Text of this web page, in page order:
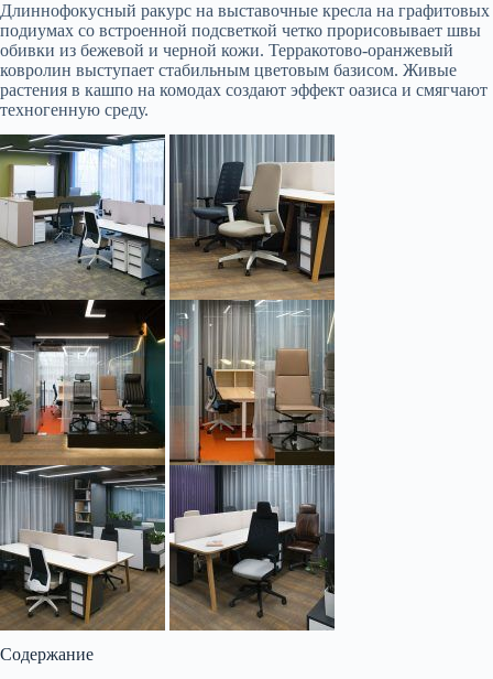
Длиннофокусный ракурс на выставочные кресла на графитовых
подиумах со встроенной подсветкой четко прорисовывает швы
обивки из бежевой и черной кожи. Терракотово-оранжевый
ковролин выступает стабильным цветовым базисом. Живые
растения в кашпо на комодах создают эффект оазиса и смягчают
техногенную среду.
Содержание